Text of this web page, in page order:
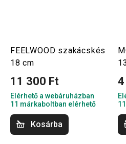
FEELWOOD szakácskés
18 cm
11 300 Ft
Elérhető a webáruházban
11 márkaboltban elérhető
Kosárba